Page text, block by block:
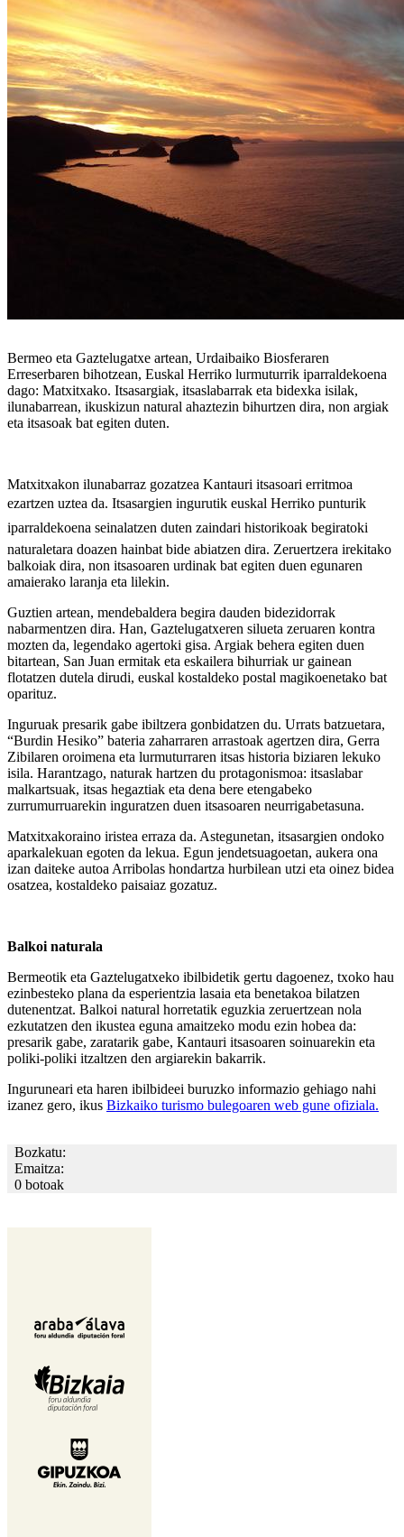
Bermeo eta Gaztelugatxe artean, Urdaibaiko Biosferaren
Erreserbaren bihotzean, Euskal Herriko lurmuturrik iparraldekoena
dago: Matxitxako. Itsasargiak, itsaslabarrak eta bidexka isilak,
ilunabarrean, ikuskizun natural ahaztezin bihurtzen dira, non argiak
eta itsasoak bat egiten duten.
Matxitxakon ilunabarraz gozatzea Kantauri itsasoari erritmoa
ezartzen uztea da. Itsasargien ingurutik euskal Herriko punturik
iparraldekoena seinalatzen duten zaindari historikoak begiratoki
naturaletara doazen hainbat bide abiatzen dira. Zeruertzera irekitako
balkoiak dira, non itsasoaren urdinak bat egiten duen egunaren
amaierako laranja eta lilekin.
Guztien artean, mendebaldera begira dauden bidezidorrak
nabarmentzen dira. Han, Gaztelugatxeren silueta zeruaren kontra
mozten da, legendako agertoki gisa. Argiak behera egiten duen
bitartean, San Juan ermitak eta eskailera bihurriak ur gainean
flotatzen dutela dirudi, euskal kostaldeko postal magikoenetako bat
oparituz.
Inguruak presarik gabe ibiltzera gonbidatzen du. Urrats batzuetara,
“Burdin Hesiko” bateria zaharraren arrastoak agertzen dira, Gerra
Zibilaren oroimena eta lurmuturraren itsas historia biziaren lekuko
isila. Harantzago, naturak hartzen du protagonismoa: itsaslabar
malkartsuak, itsas hegaztiak eta dena bere etengabeko
zurrumurruarekin inguratzen duen itsasoaren neurrigabetasuna.
Matxitxakoraino iristea erraza da. Astegunetan, itsasargien ondoko
aparkalekuan egoten da lekua. Egun jendetsuagoetan, aukera ona
izan daiteke autoa Arribolas hondartza hurbilean utzi eta oinez bidea
osatzea, kostaldeko paisaiaz gozatuz.
Balkoi naturala
Bermeotik eta Gaztelugatxeko ibilbidetik gertu dagoenez, txoko hau
ezinbesteko plana da esperientzia lasaia eta benetakoa bilatzen
dutenentzat. Balkoi natural horretatik eguzkia zeruertzean nola
ezkutatzen den ikustea eguna amaitzeko modu ezin hobea da:
presarik gabe, zaratarik gabe, Kantauri itsasoaren soinuarekin eta
poliki-poliki itzaltzen den argiarekin bakarrik.
Inguruneari eta haren ibilbideei buruzko informazio gehiago nahi
izanez gero, ikus Bizkaiko turismo bulegoaren web gune ofiziala.
Bozkatu:
Emaitza:
0 botoak